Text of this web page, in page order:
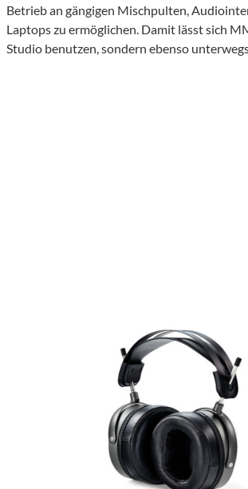
Betrieb an gängigen Mischpulten,
Laptops zu ermöglichen. Damit lässt sich
Studio benutzen, sondern ebenso